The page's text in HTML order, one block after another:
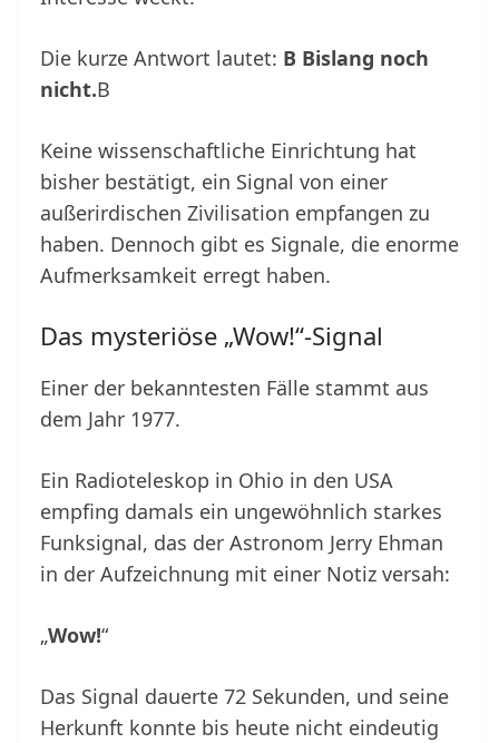
Die kurze Antwort lautet: B Bislang noch
nicht.B
Keine wissenschaftliche Einrichtung hat
bisher bestätigt, ein Signal von einer
außerirdischen Zivilisation empfangen zu
haben. Dennoch gibt es Signale, die enorme
Aufmerksamkeit erregt haben.
Das mysteriöse „Wow!“-Signal
Einer der bekanntesten Fälle stammt aus
dem Jahr 1977.
Ein Radioteleskop in Ohio in den USA
empfing damals ein ungewöhnlich starkes
Funksignal, das der Astronom Jerry Ehman
in der Aufzeichnung mit einer Notiz versah:
„Wow!“
Das Signal dauerte 72 Sekunden, und seine
Herkunft konnte bis heute nicht eindeutig